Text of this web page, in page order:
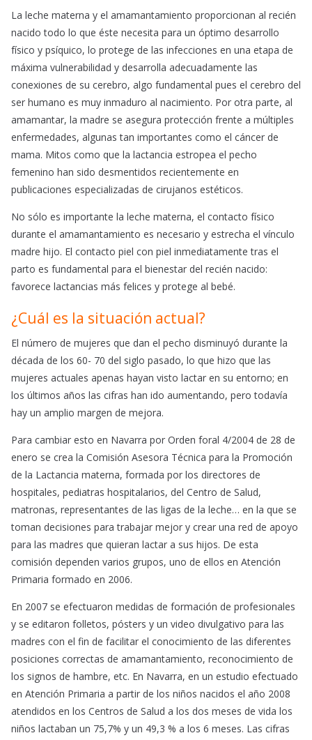
La leche materna y el amamantamiento proporcionan al recién
nacido todo lo que éste necesita para un óptimo desarrollo
físico y psíquico, lo protege de las infecciones en una etapa de
máxima vulnerabilidad y desarrolla adecuadamente las
conexiones de su cerebro, algo fundamental pues el cerebro del
ser humano es muy inmaduro al nacimiento. Por otra parte, al
amamantar, la madre se asegura protección frente a múltiples
enfermedades, algunas tan importantes como el cáncer de
mama. Mitos como que la lactancia estropea el pecho
femenino han sido desmentidos recientemente en
publicaciones especializadas de cirujanos estéticos.
No sólo es importante la leche materna, el contacto físico
durante el amamantamiento es necesario y estrecha el vínculo
madre hijo. El contacto piel con piel inmediatamente tras el
parto es fundamental para el bienestar del recién nacido:
favorece lactancias más felices y protege al bebé.
¿Cuál es la situación actual?
El número de mujeres que dan el pecho disminuyó durante la
década de los 60- 70 del siglo pasado, lo que hizo que las
mujeres actuales apenas hayan visto lactar en su entorno; en
los últimos años las cifras han ido aumentando, pero todavía
hay un amplio margen de mejora.
Para cambiar esto en Navarra por Orden foral 4/2004 de 28 de
enero se crea la Comisión Asesora Técnica para la Promoción
de la Lactancia materna, formada por los directores de
hospitales, pediatras hospitalarios, del Centro de Salud,
matronas, representantes de las ligas de la leche… en la que se
toman decisiones para trabajar mejor y crear una red de apoyo
para las madres que quieran lactar a sus hijos. De esta
comisión dependen varios grupos, uno de ellos en Atención
Primaria formado en 2006.
En 2007 se efectuaron medidas de formación de profesionales
y se editaron folletos, pósters y un video divulgativo para las
madres con el fin de facilitar el conocimiento de las diferentes
posiciones correctas de amamantamiento, reconocimiento de
los signos de hambre, etc. En Navarra, en un estudio efectuado
en Atención Primaria a partir de los niños nacidos el año 2008
atendidos en los Centros de Salud a los dos meses de vida los
niños lactaban un 75,7% y un 49,3 % a los 6 meses. Las cifras